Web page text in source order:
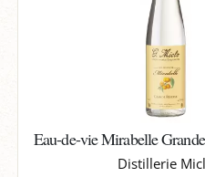
Eau-de-vie Mirabelle
Distillerie